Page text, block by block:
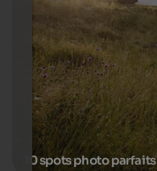
10 spots photo parfaits